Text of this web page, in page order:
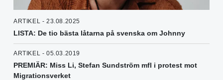
ARTIKEL - 23.08.2025
LISTA: De tio bästa låtarna på svenska om Johnny
ARTIKEL - 05.03.2019
PREMIÄR: Miss Li, Stefan Sundström mfl i protest mot
Migrationsverket